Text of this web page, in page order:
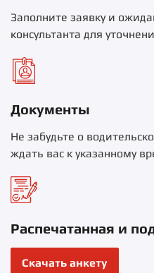
Заполните заявку и
консультанта для
Документы
Не забудьте о
ждать вас к указанному
Распечатанная и
Скачать анкету